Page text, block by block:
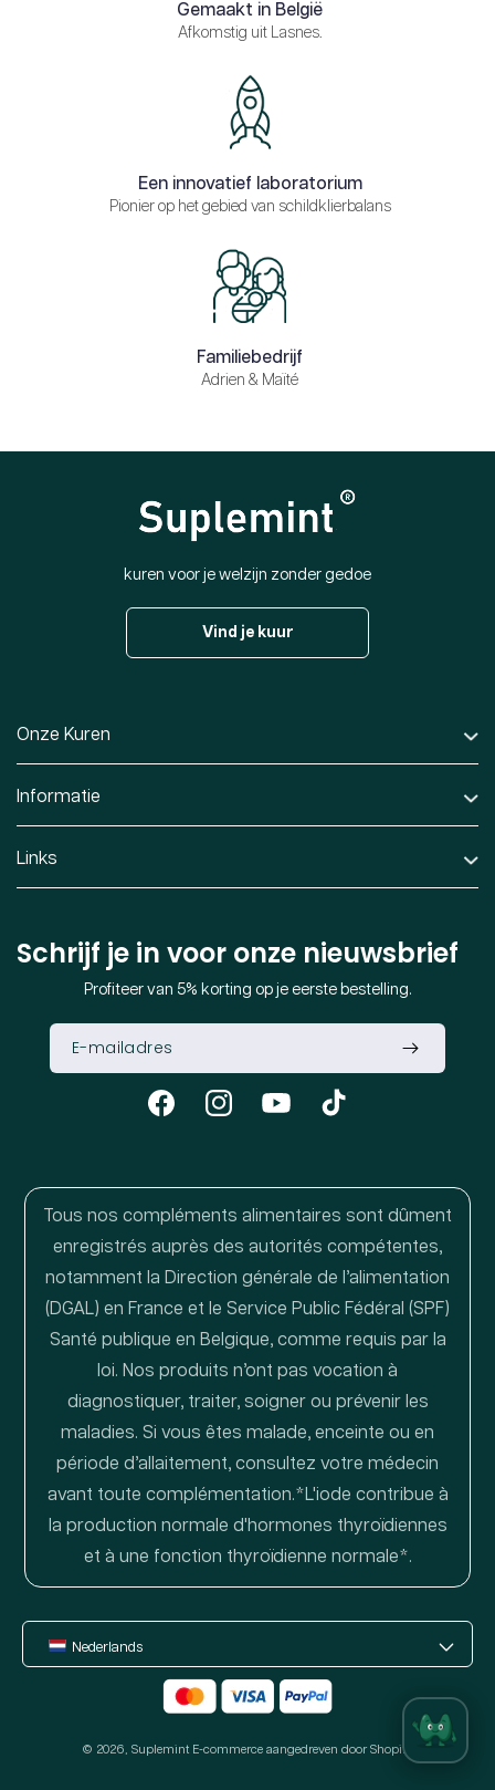
Gemaakt in België
Afkomstig uit Lasnes.
Een innovatief laboratorium
Pionier op het gebied van schildklierbalans
Familiebedrijf
Adrien & Maïté
kuren voor je welzijn zonder gedoe
Vind je kuur
Onze Kuren
Informatie
Links
Schrijf je in voor onze nieuwsbrief
Profiteer van 5% korting op je eerste bestelling.
FacebookInstagramYouTube TikTok
Tous nos compléments alimentaires sont dûment
enregistrés auprès des autorités compétentes,
notamment la Direction générale de l’alimentation
(DGAL) en France et le Service Public Fédéral (SPF)
Santé publique en Belgique, comme requis par la
loi. Nos produits n’ont pas vocation à
diagnostiquer, traiter, soigner ou prévenir les
maladies. Si vous êtes malade, enceinte ou en
période d’allaitement, consultez votre médecin
avant toute complémentation.*L'iode contribue à
la production normale d'hormones thyroïdiennes
et à une fonction thyroïdienne normale*.
Nederlands
Betaalmethoden
© 2026, Suplemint E-commerce aangedreven door Shopify